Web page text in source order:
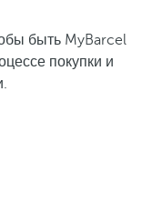
быть MyBarcel
покупки и